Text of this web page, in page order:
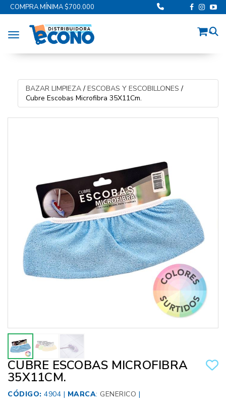
COMPRA MÍNIMA $700.000
Toggle navigation
BAZAR LIMPIEZA/ ESCOBAS Y ESCOBILLONES /
Cubre Escobas Microfibra 35X11Cm.
CUBRE ESCOBAS MICROFIBRA
35X11CM.
CÓDIGO: 4904 | MARCA: GENERICO |